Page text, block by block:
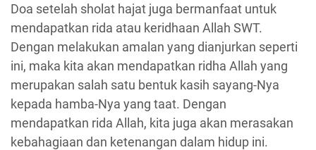
Doa setelah sholat hajat juga bermanfaat untuk
mendapatkan rida atau keridhaan Allah SWT.
Dengan melakukan amalan yang dianjurkan seperti
ini, maka kita akan mendapatkan ridha Allah yang
merupakan salah satu bentuk kasih sayang-Nya
kepada hamba-Nya yang taat. Dengan
mendapatkan rida Allah, kita juga akan merasakan
kebahagiaan dan ketenangan dalam hidup ini.